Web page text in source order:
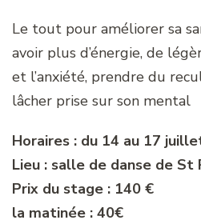
Le tout pour améliorer sa
avoir plus d’énergie, de
et l’anxiété, prendre du
lâcher prise sur son mental
Horaires : du 14 au 17
Lieu : salle de danse de St
Prix du stage : 140 €
la matinée : 40€